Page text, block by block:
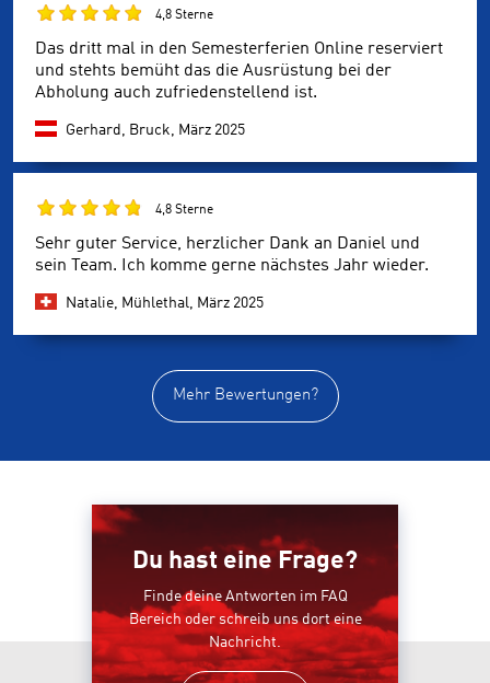
4,8 Sterne
Das dritt mal in den Semesterferien Online reserviert
und stehts bemüht das die Ausrüstung bei der
Abholung auch zufriedenstellend ist.
Gerhard, Bruck, März 2025
4,8 Sterne
Sehr guter Service, herzlicher Dank an Daniel und
sein Team. Ich komme gerne nächstes Jahr wieder.
Natalie, Mühlethal, März 2025
Mehr Bewertungen?
Du hast eine Frage?
Finde deine Antworten im FAQ
Bereich oder schreib uns dort eine
Nachricht.